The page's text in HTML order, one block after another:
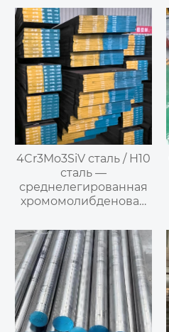
UNS S17400 сталь/
1.4542 сталь /
X5CrNiCuNb16-4 сталь/
SUS630 сталь —
мартенситная
дисперсионно-
твердеющая
нержавеющая сталь
4Cr3Mo3SiV сталь / H10
сталь —
среднелегированная
хромомолибденовая
штампов